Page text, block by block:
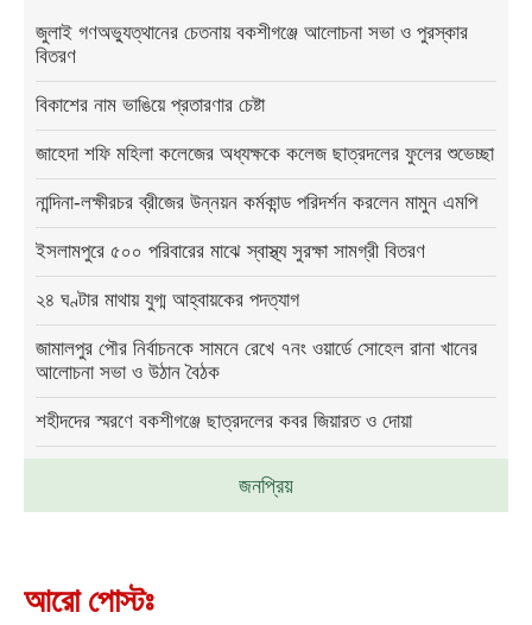
জনপ্রিয়
জুলাই গণঅভ্যুত্থানের চেতনায় বকশীগঞ্জে আলোচনা সভা ও পুরস্কার
বিতরণ
বিকাশের নাম ভাঙিয়ে প্রতারণার চেষ্টা
জাহেদা শফি মহিলা কলেজের অধ্যক্ষকে কলেজ ছাত্রদলের ফুলের শুভেচ্ছা
নান্দিনা-লক্ষীরচর ব্রীজের উন্নয়ন কর্মকান্ড পরিদর্শন করলেন মামুন এমপি
ইসলামপুরে ৫০০ পরিবারের মাঝে স্বাস্থ্য সুরক্ষা সামগ্রী বিতরণ
২৪ ঘণ্টার মাথায় যুগ্ম আহ্বায়কের পদত্যাগ
জামালপুর পৌর নির্বাচনকে সামনে রেখে ৭নং ওয়ার্ডে সোহেল রানা খানের
আলোচনা সভা ও উঠান বৈঠক
শহীদদের স্মরণে বকশীগঞ্জে ছাত্রদলের কবর জিয়ারত ও দোয়া
আরো পোস্টঃ